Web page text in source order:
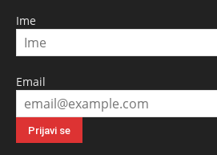
Ime
Email